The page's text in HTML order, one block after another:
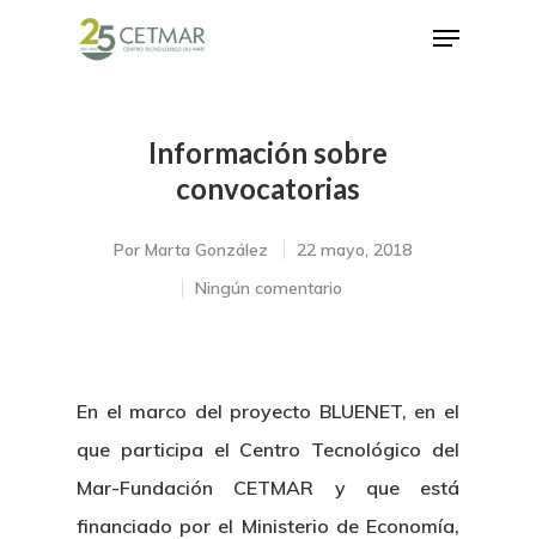
Hit enter to search or ESC to close
Información sobre
convocatorias
Por Marta González
22 mayo, 2018
Ningún comentario
En el marco del proyecto BLUENET, en el
que participa el Centro Tecnológico del
Mar-Fundación CETMAR y que está
financiado por el Ministerio de Economía,